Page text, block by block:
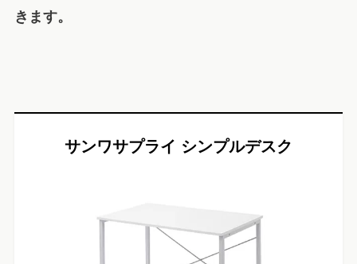
きます。
サンワサプライ シンプルデスク